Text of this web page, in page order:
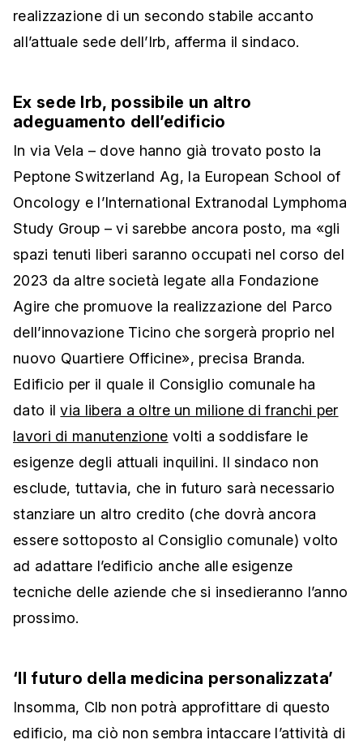
realizzazione di un secondo stabile accanto
all’attuale sede dell’Irb, afferma il sindaco.
Ex sede Irb, possibile un altro
adeguamento dell’edificio
In via Vela – dove hanno già trovato posto la
Peptone Switzerland Ag, la European School of
Oncology e l’International Extranodal Lymphoma
Study Group – vi sarebbe ancora posto, ma «gli
spazi tenuti liberi saranno occupati nel corso del
2023 da altre società legate alla Fondazione
Agire che promuove la realizzazione del Parco
dell’innovazione Ticino che sorgerà proprio nel
nuovo Quartiere Officine», precisa Branda.
Edificio per il quale il Consiglio comunale ha
dato ilvia libera a oltre un milione di franchi per
lavori di manutenzione volti a soddisfare le
esigenze degli attuali inquilini. Il sindaco non
esclude, tuttavia, che in futuro sarà necessario
stanziare un altro credito (che dovrà ancora
essere sottoposto al Consiglio comunale) volto
ad adattare l’edificio anche alle esigenze
tecniche delle aziende che si insedieranno l’anno
prossimo.
‘Il futuro della medicina personalizzata’
Insomma, Clb non potrà approfittare di questo
edificio, ma ciò non sembra intaccare l’attività di